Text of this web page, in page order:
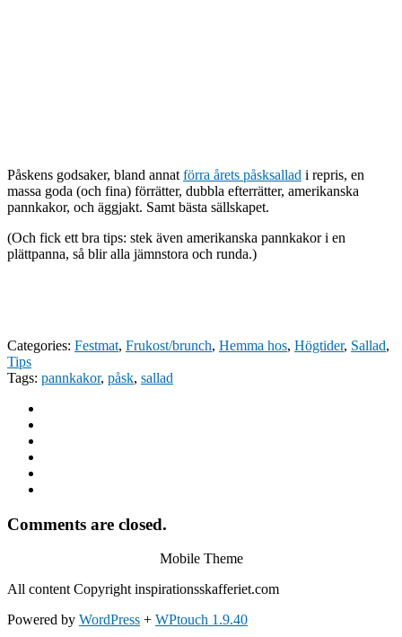
Påskens godsaker, bland annat förra årets påsksallad i repris, en
massa goda (och fina) förrätter, dubbla efterrätter, amerikanska
pannkakor, och äggjakt. Samt bästa sällskapet.
(Och fick ett bra tips: stek även amerikanska pannkakor i en
plättpanna, så blir alla jämnstora och runda.)
Categories: Festmat, Frukost/brunch, Hemma hos, Högtider, Sallad,
Tips
Tags: pannkakor, påsk, sallad
Comments are closed.
Mobile Theme
All content Copyright inspirationsskafferiet.com
Powered by WordPress + WPtouch 1.9.40